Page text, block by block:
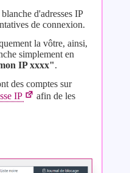
d'adresses IP
de connexion.
la vôtre, ainsi,
simplement en
IP xxxx".
des comptes sur
IP
afin de les